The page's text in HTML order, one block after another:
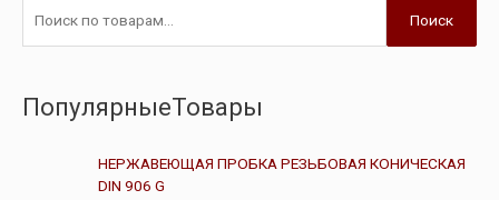
Поиск
ПопулярныеТовары
НЕРЖАВЕЮЩАЯ ПРОБКА РЕЗЬБОВАЯ КОНИЧЕСКАЯ
DIN 906 G